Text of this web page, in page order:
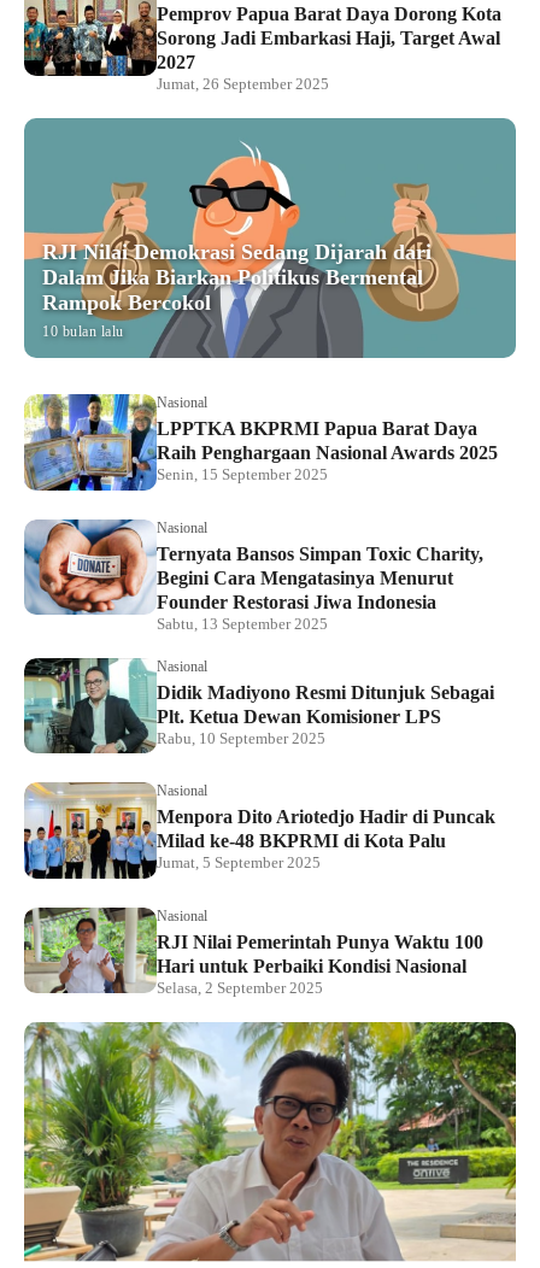
Pemprov Papua Barat Daya Dorong Kota
Sorong Jadi Embarkasi Haji, Target Awal
2027
Jumat, 26 September 2025
RJI Nilai Demokrasi Sedang Dijarah dari
Dalam Jika Biarkan Politikus Bermental
Rampok Bercokol
10 bulan lalu
Nasional
LPPTKA BKPRMI Papua Barat Daya
Raih Penghargaan Nasional Awards 2025
Senin, 15 September 2025
Nasional
Ternyata Bansos Simpan Toxic Charity,
Begini Cara Mengatasinya Menurut
Founder Restorasi Jiwa Indonesia
Sabtu, 13 September 2025
Nasional
Didik Madiyono Resmi Ditunjuk Sebagai
Plt. Ketua Dewan Komisioner LPS
Rabu, 10 September 2025
Nasional
Menpora Dito Ariotedjo Hadir di Puncak
Milad ke-48 BKPRMI di Kota Palu
Jumat, 5 September 2025
Nasional
RJI Nilai Pemerintah Punya Waktu 100
Hari untuk Perbaiki Kondisi Nasional
Selasa, 2 September 2025